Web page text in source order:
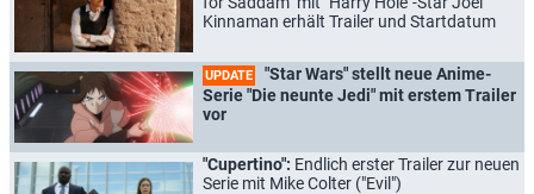
Kinnaman erhält Trailer und Startdatum
UPDATE
"Star Wars" stellt neue Anime-
Serie "Die neunte Jedi" mit erstem Trailer
vor
"Cupertino": Endlich erster Trailer zur neuen
Serie mit Mike Colter ("Evil")